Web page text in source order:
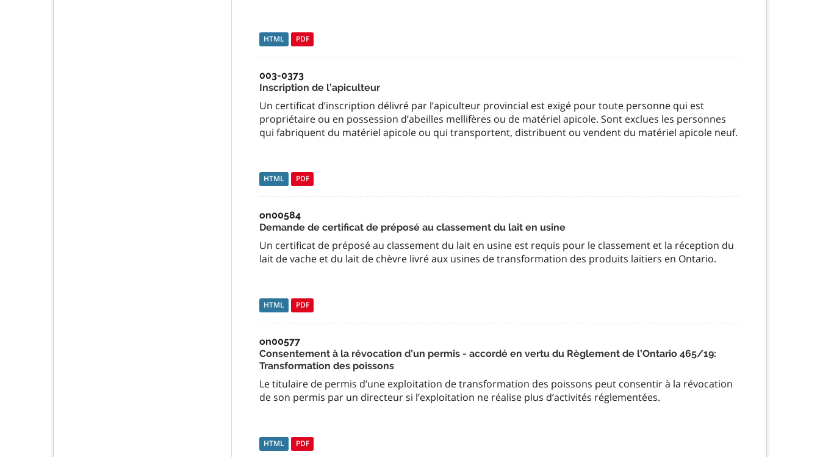
HTML PDF
003-0373
Inscription de l’apiculteur
Un certificat d’inscription délivré par l’apiculteur provincial est exigé pour toute personne qui est
propriétaire ou en possession d’abeilles mellifères ou de matériel apicole. Sont exclues les personnes
qui fabriquent du matériel apicole ou qui transportent, distribuent ou vendent du matériel apicole neuf.
HTML PDF
on00584
Demande de certificat de préposé au classement du lait en usine
Un certificat de préposé au classement du lait en usine est requis pour le classement et la réception du
lait de vache et du lait de chèvre livré aux usines de transformation des produits laitiers en Ontario.
HTML PDF
on00577
Consentement à la révocation d’un permis - accordé en vertu du Règlement de l’Ontario 465/19:
Transformation des poissons
Le titulaire de permis d’une exploitation de transformation des poissons peut consentir à la révocation
de son permis par un directeur si l’exploitation ne réalise plus d’activités réglementées.
HTML PDF